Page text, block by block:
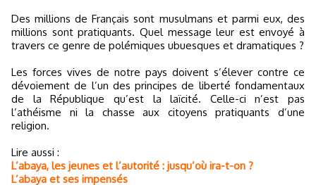
Des millions de Français sont musulmans et parmi eux, des
millions sont pratiquants. Quel message leur est envoyé à
travers ce genre de polémiques ubuesques et dramatiques ?
Les forces vives de notre pays doivent s’élever contre ce
dévoiement de l’un des principes de liberté fondamentaux
de la République qu’est la laïcité. Celle-ci n’est pas
l’athéisme ni la chasse aux citoyens pratiquants d’une
religion.
Lire aussi :
L’abaya, les jeunes et l’autorité : jusqu’où ira-t-on ?
L’abaya et ses impensés